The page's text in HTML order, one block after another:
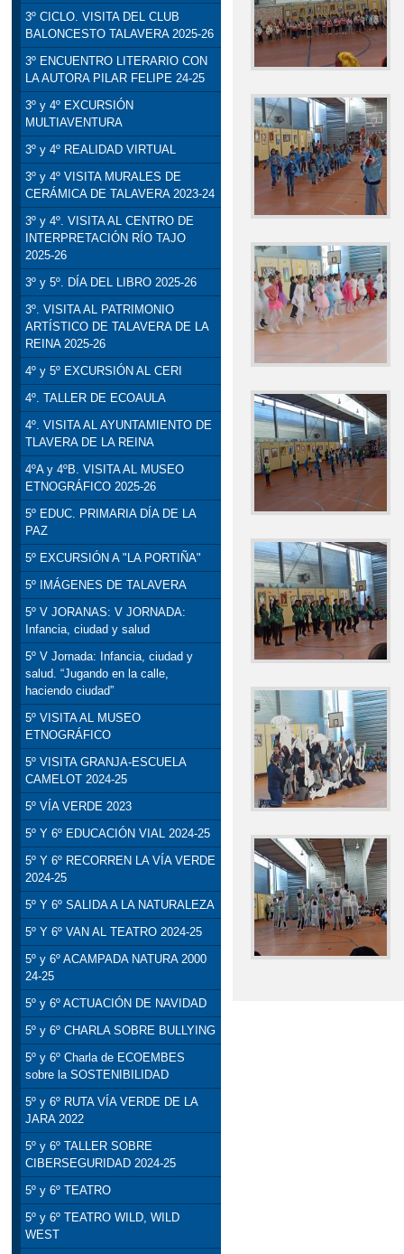
3º CICLO. VISITA DEL CLUB
BALONCESTO TALAVERA 2025-26
3º ENCUENTRO LITERARIO CON
LA AUTORA PILAR FELIPE 24-25
3º y 4º EXCURSIÓN
MULTIAVENTURA
3º y 4º REALIDAD VIRTUAL
3º y 4º VISITA MURALES DE
CERÁMICA DE TALAVERA 2023-24
3º y 4º. VISITA AL CENTRO DE
INTERPRETACIÓN RÍO TAJO
2025-26
3º y 5º. DÍA DEL LIBRO 2025-26
3º. VISITA AL PATRIMONIO
ARTÍSTICO DE TALAVERA DE LA
REINA 2025-26
4º y 5º EXCURSIÓN AL CERI
4º. TALLER DE ECOAULA
4º. VISITA AL AYUNTAMIENTO DE
TLAVERA DE LA REINA
4ºA y 4ºB. VISITA AL MUSEO
ETNOGRÁFICO 2025-26
5º EDUC. PRIMARIA DÍA DE LA
PAZ
5º EXCURSIÓN A "LA PORTIÑA"
5º IMÁGENES DE TALAVERA
5º V JORANAS: V JORNADA:
Infancia, ciudad y salud
5º V Jornada: Infancia, ciudad y
salud. “Jugando en la calle,
haciendo ciudad”
5º VISITA AL MUSEO
ETNOGRÁFICO
5º VISITA GRANJA-ESCUELA
CAMELOT 2024-25
5º VÍA VERDE 2023
5º Y 6º EDUCACIÓN VIAL 2024-25
5º Y 6º RECORREN LA VÍA VERDE
2024-25
5º Y 6º SALIDA A LA NATURALEZA
5º Y 6º VAN AL TEATRO 2024-25
5º y 6º ACAMPADA NATURA 2000
24-25
5º y 6º ACTUACIÓN DE NAVIDAD
5º y 6º CHARLA SOBRE BULLYING
5º y 6º Charla de ECOEMBES
sobre la SOSTENIBILIDAD
5º y 6º RUTA VÍA VERDE DE LA
JARA 2022
5º y 6º TALLER SOBRE
CIBERSEGURIDAD 2024-25
5º y 6º TEATRO
5º y 6º TEATRO WILD, WILD
WEST